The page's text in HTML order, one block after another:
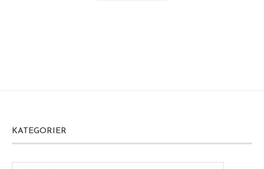
KATEGORIER